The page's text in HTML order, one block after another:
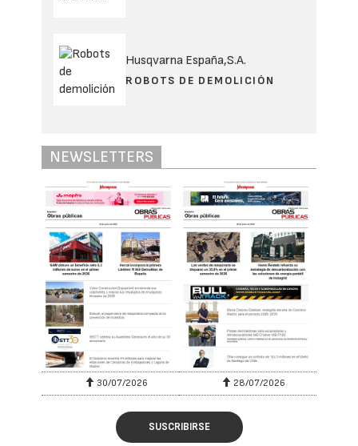
Husqvarna España,S.A.
ROBOTS DE DEMOLICIÓN
NEWSLETTERS
30/07/2026 28/07/2026
SUSCRIBIRSE